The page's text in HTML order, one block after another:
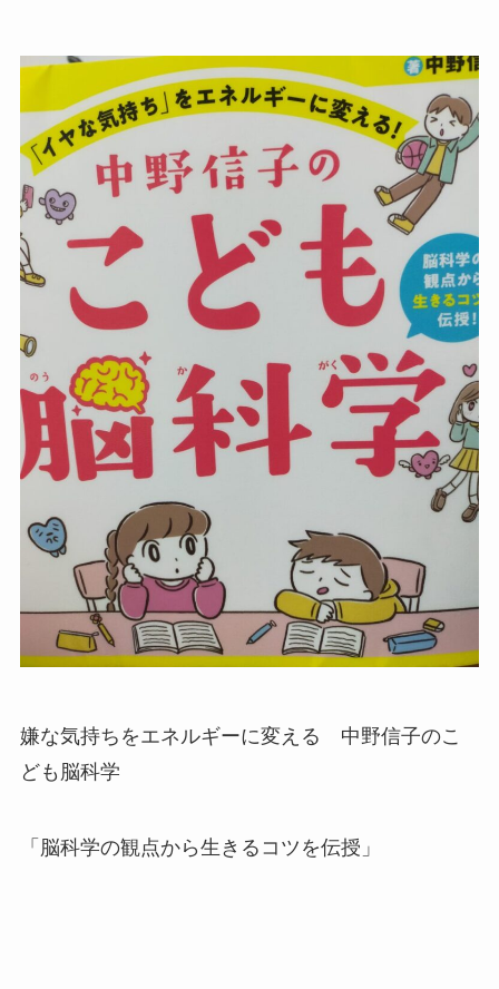
嫌な気持ちをエネルギーに変える 中野信子のこ
ども脳科学
「脳科学の観点から生きるコツを伝授」